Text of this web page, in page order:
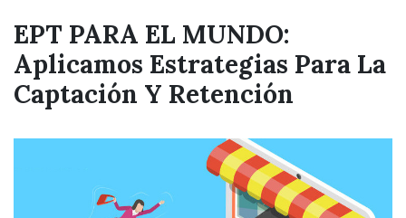
EPT PARA EL MUNDO:
Aplicamos Estrategias Para La
Captación Y Retención